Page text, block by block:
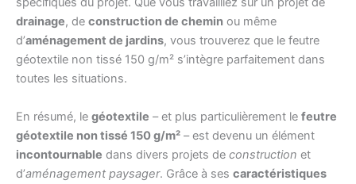
drainage, de construction de chemin ou même
d’aménagement de jardins, vous trouverez que le feutre
géotextile non tissé 150 g/m² s’intègre parfaitement dans
toutes les situations.
En résumé, le géotextile – et plus particulièrement le feutre
géotextile non tissé 150 g/m² – est devenu un élément
incontournable dans divers projets de construction et
d’aménagement paysager. Grâce à ses caractéristiques